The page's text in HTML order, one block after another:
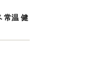
常温 健